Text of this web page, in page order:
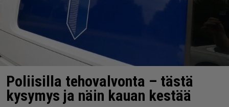
Poliisilla tehovalvonta – tästä
kysymys ja näin kauan kestää